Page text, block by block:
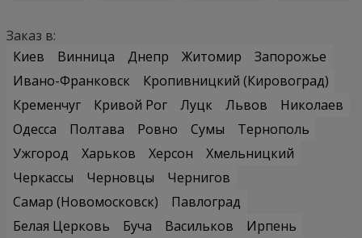
Заказ в:
Киев
Винница Днепр Житомир
Запорожье
Ивано-Франковск
Кропивницкий (Кировоград)
Кременчуг
Кривой Рог Луцк Львов
Николаев
Одесса
Полтава Ровно Сумы
Тернополь
Ужгород
Харьков Херсон
Хмельницкий
Черкассы
Черновцы
Чернигов
Самар (Новомосковск)
Павлоград
Белая Церковь
Буча Васильков
Ирпень